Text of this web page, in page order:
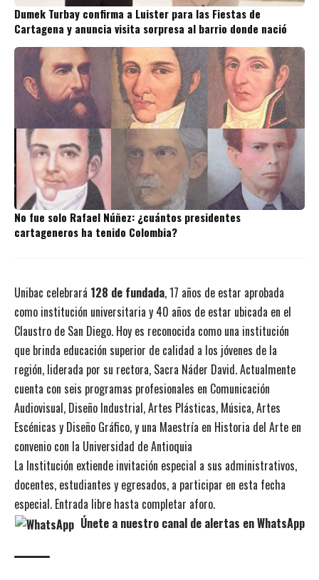
Dumek Turbay confirma a Luister para las Fiestas de
Cartagena y anuncia visita sorpresa al barrio donde nació
No fue solo Rafael Núñez: ¿cuántos presidentes
cartageneros ha tenido Colombia?
Unibac celebrará 128 de fundada, 17 años de estar aprobada
como institución universitaria y 40 años de estar ubicada en el
Claustro de San Diego. Hoy es reconocida como una institución
que brinda educación superior de calidad a los jóvenes de la
región, liderada por su rectora, Sacra Náder David. Actualmente
cuenta con seis programas profesionales en Comunicación
Audiovisual, Diseño Industrial, Artes Plásticas, Música, Artes
Escénicas y Diseño Gráfico, y una Maestría en Historia del Arte en
convenio con la Universidad de Antioquia
La Institución extiende invitación especial a sus administrativos,
docentes, estudiantes y egresados, a participar en esta fecha
especial. Entrada libre hasta completar aforo.
Únete a nuestro canal de alertas en WhatsApp